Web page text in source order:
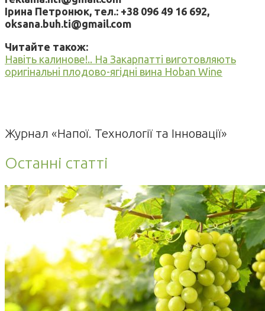
Ірина Петронюк, тел.: +38 096 49 16 692,
oksana.buh.ti@gmail.com
Читайте також:
Навіть калинове!.. На Закарпатті виготовляють
оригінальні плодово-ягідні вина Hoban Wine
Журнал «Напої. Технології та Інновації»
Останні статті